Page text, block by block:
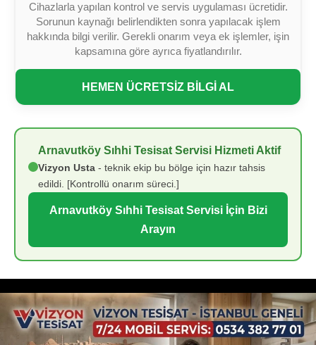
Cihazlarla yapılan kontrol ve servis uygulaması ücretidir.
Sorunun kaynağı belirlendikten sonra yapılacak işlem
hakkında bilgi verilir. Gerekli onarım veya ek işlemler, işin
kapsamına göre ayrıca fiyatlandırılır.
HEMEN ÜCRETSİZ BİLGİ AL
Arnavutköy Sıhhi Tesisat Servisi Hizmeti Aktif
Vizyon Usta - teknik ekip bu bölge için hazır tahsis
edildi. [Kontrollü onarım süreci.]
Arnavutköy Sıhhi Tesisat Servisi İçin Bizi
Arayın